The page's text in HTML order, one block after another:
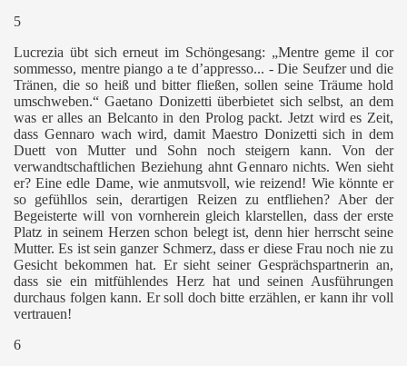
5
Lucrezia übt sich erneut im Schöngesang: „Mentre geme il cor
sommesso, mentre piango a te d’appresso... - Die Seufzer und die
Tränen, die so heiß und bitter fließen, sollen seine Träume hold
umschweben.“ Gaetano Donizetti überbietet sich selbst, an dem
was er alles an Belcanto in den Prolog packt. Jetzt wird es Zeit,
dass Gennaro wach wird, damit Maestro Donizetti sich in dem
Duett von Mutter und Sohn noch steigern kann. Von der
verwandtschaftlichen Beziehung ahnt Gennaro nichts. Wen sieht
er? Eine edle Dame, wie anmutsvoll, wie reizend! Wie könnte er
so gefühllos sein, derartigen Reizen zu entfliehen? Aber der
Begeisterte will von vornherein gleich klarstellen, dass der erste
Platz in seinem Herzen schon belegt ist, denn hier herrscht seine
Mutter. Es ist sein ganzer Schmerz, dass er diese Frau noch nie zu
Gesicht bekommen hat. Er sieht seiner Gesprächspartnerin an,
dass sie ein mitfühlendes Herz hat und seinen Ausführungen
durchaus folgen kann. Er soll doch bitte erzählen, er kann ihr voll
vertrauen!
6